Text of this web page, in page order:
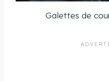
Galettes de